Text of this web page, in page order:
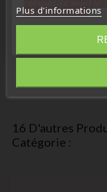
Comparatif :
Errebi:
16 D'autres
Catégorie :
Plus d'informations
compréhension»